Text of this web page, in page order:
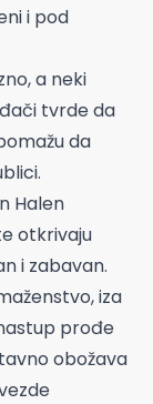
i pod
a neki
tvrde da
da
Halen
otkrivaju
i zabavan.
iza
prođe
obožava